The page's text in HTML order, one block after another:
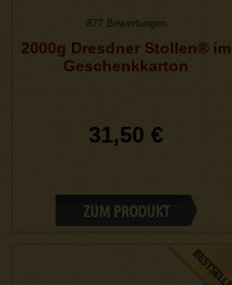
877 Bewertungen
2000g Dresdner Stollen® im
Geschenkkarton
31,50 €
ZUM PRODUKT